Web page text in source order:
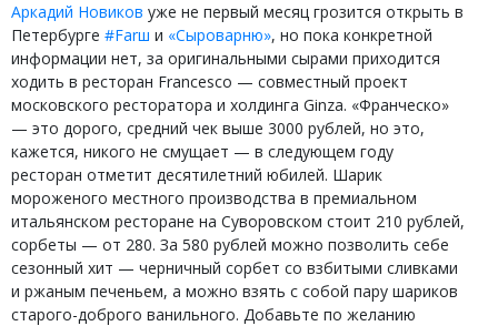
Аркадий Новиков уже не первый месяц грозится открыть в
Петербурге #Farш и «Сыроварню», но пока конкретной
информации нет, за оригинальными сырами приходится
ходить в ресторан Francesco — совместный проект
московского ресторатора и холдинга Ginza. «Франческо»
— это дорого, средний чек выше 3000 рублей, но это,
кажется, никого не смущает — в следующем году
ресторан отметит десятилетний юбилей. Шарик
мороженого местного производства в премиальном
итальянском ресторане на Суворовском стоит 210 рублей,
сорбеты — от 280. За 580 рублей можно позволить себе
сезонный хит — черничный сорбет со взбитыми сливками
и ржаным печеньем, а можно взять с собой пару шариков
старого-доброго ванильного. Добавьте по желанию